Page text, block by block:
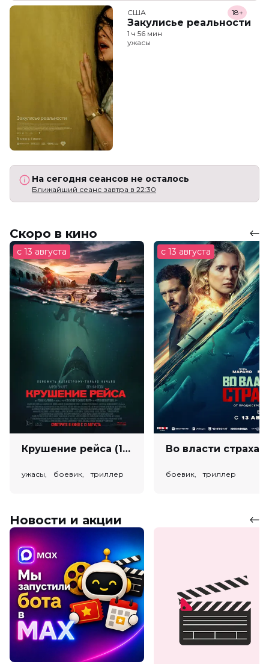
США
Закулисье реальности
18+
1 ч 56 мин
ужасы
На сегодня сеансов не осталось
Ближайший сеанс завтра в 22:30
Скоро в кино
с 13 августа
Крушение рейса (18+)
ужасы, боевик, триллер
с 13 августа
боевик, триллер
Новости и акции